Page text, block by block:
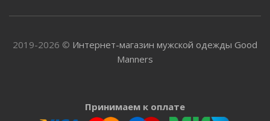
2019-2026 © Интернет-магазин мужской одежды Good
Manners
Принимаем к оплате